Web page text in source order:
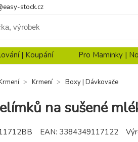
stock.cz
| Koupání Pro Maminky |
Krmení Boxy | Dávkovače
na sušené
EAN: 3384349117122